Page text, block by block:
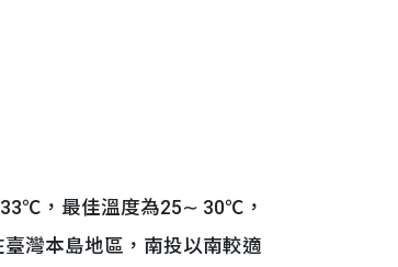
，最佳溫度為25∼ 30℃，
灣本島地區，南投以南較適